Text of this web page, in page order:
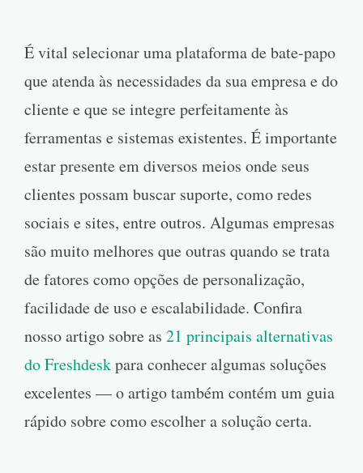
É vital selecionar uma plataforma de bate-papo
que atenda às necessidades da sua empresa e do
cliente e que se integre perfeitamente às
ferramentas e sistemas existentes. É importante
estar presente em diversos meios onde seus
clientes possam buscar suporte, como redes
sociais e sites, entre outros. Algumas empresas
são muito melhores que outras quando se trata
de fatores como opções de personalização,
facilidade de uso e escalabilidade. Confira
nosso artigo sobre as 21 principais alternativas
do Freshdeskpara conhecer algumas soluções
excelentes — o artigo também contém um guia
rápido sobre como escolher a solução certa.